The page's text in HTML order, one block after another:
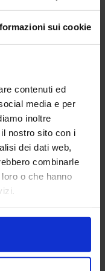
sui cookie
contenuti ed
media e per
inoltre
nostro sito con i
dei dati web,
combinarle
o che hanno
Stand:B29